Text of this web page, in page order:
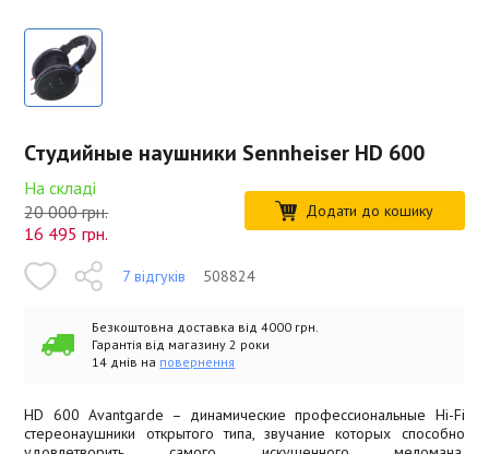
Студийные наушники Sennheiser HD 600
На складі
20 000 грн.
16 495 грн.
Додати до кошику
7 відгуків 508824
Безкоштовна доставка від 4000 грн.
Гарантія від магазину 2 роки
14 днів на повернення
HD 600 Avantgarde – динамические профессиональные Hi-Fi
стереонаушники открытого типа, звучание которых способно